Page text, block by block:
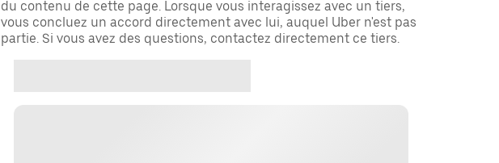
du contenu de cette page. Lorsque vous interagissez avec un tiers,
vous concluez un accord directement avec lui, auquel Uber n'est pas
partie. Si vous avez des questions, contactez directement ce tiers.